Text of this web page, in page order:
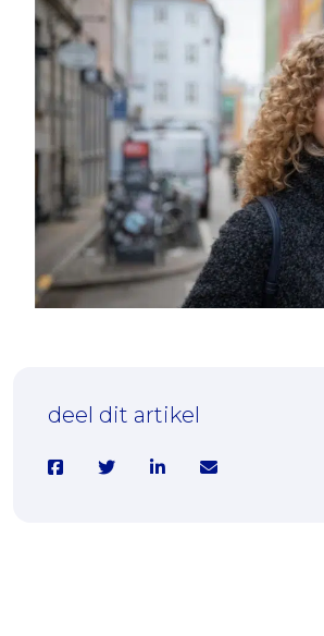
hoe zwaar het voor mij was”
deel dit artikel